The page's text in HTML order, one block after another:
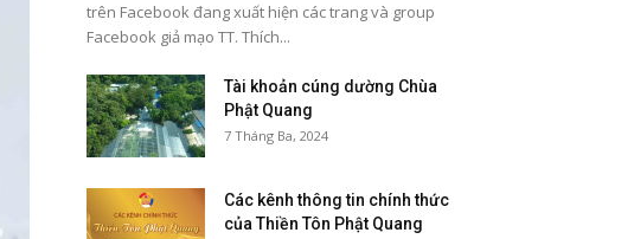
trên Facebook đang xuất hiện các trang và group
Facebook giả mạo TT. Thích...
Tài khoản cúng dường Chùa
Phật Quang
7 Tháng Ba, 2024
Các kênh thông tin chính thức
của Thiền Tôn Phật Quang